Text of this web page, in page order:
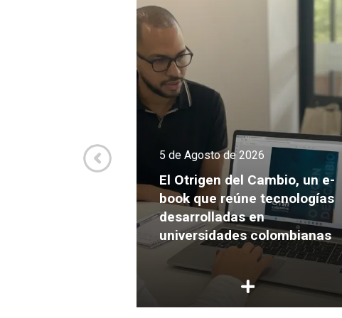
culmina el
5 de Agosto de 2026
El Otrigen del Cambio, un e-
book que reúne tecnologías
desarrolladas en
universidades colombianas